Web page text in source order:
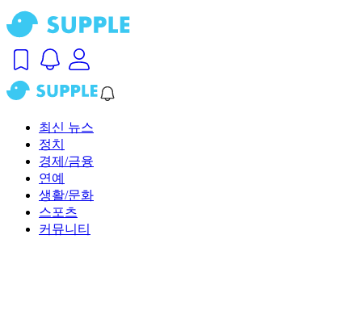
최신 뉴스
정치
경제/금융
연예
생활/문화
스포츠
커뮤니티